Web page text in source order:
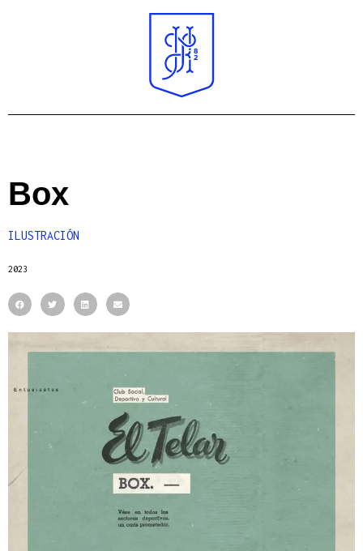
Box
ILUSTRACIÓN
2023